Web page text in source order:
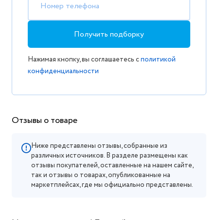
Номер телефона
Получить подборку
Нажимая кнопку, вы соглашаетесь сполитикой
конфиденциальности
Отзывы о товаре
Ниже представлены отзывы, собранные из
различных источников. В разделе размещены как
отзывы покупателей, оставленные на нашем сайте,
так и отзывы о товарах, опубликованные на
маркетплейсах, где мы официально представлены.